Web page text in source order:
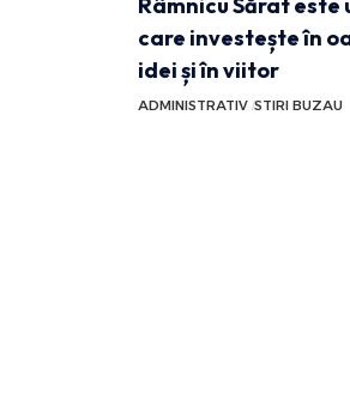
care investește în
idei și în viitor
ADMINISTRATIV STIRI BUZAU